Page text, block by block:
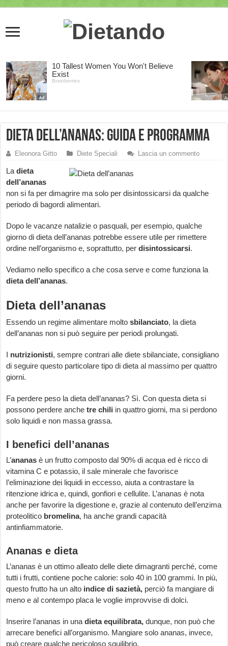
Dieta dell’ananas: guida e programma
Eleonora Gitto Diete Speciali Lascia un commento
Ladieta
dell’ananas
non si fa per dimagrire ma solo per disintossicarsi da qualche
periodo di bagordi alimentari.
Dopo le vacanze natalizie o pasquali, per esempio, qualche
giorno di dieta dell’ananas potrebbe essere utile per rimettere
ordine nell’organismo e, soprattutto, perdisintossicarsi.
Vediamo nello specifico a che cosa serve e come funziona la
dieta dell’ananas.
Dieta dell’ananas
Essendo un regime alimentare moltosbilanciato, la dieta
dell’ananas non si può seguire per periodi prolungati.
I nutrizionisti, sempre contrari alle diete sbilanciate, consigliano
di seguire questo particolare tipo di dieta al massimo per quattro
giorni.
Fa perdere peso la dieta dell’ananas? Sì. Con questa dieta si
possono perdere anchetre chili in quattro giorni, ma si perdono
solo liquidi e non massa grassa.
I benefici dell’ananas
L’ananas è un frutto composto dal 90% di acqua ed è ricco di
vitamina C e potassio, il sale minerale che favorisce
l’eliminazione dei liquidi in eccesso, aiuta a contrastare la
ritenzione idrica e, quindi, gonfiori e cellulite. L’ananas è nota
anche per favorire la digestione e, grazie al contenuto dell’enzima
proteolitico bromelina, ha anche grandi capacità
antinfiammatorie.
Ananas e dieta
L’ananas è un ottimo alleato delle diete dimagranti perché, come
tutti i frutti, contiene poche calorie: solo 40 in 100 grammi. In più,
questo frutto ha un alto indice di sazietà, perciò fa mangiare di
meno e al contempo placa le voglie improvvise di dolci.
Inserire l’ananas in unadieta equilibrata, dunque, non può che
arrecare benefici all’organismo. Mangiare solo ananas, invece,
può creare qualche pericoloso squilibrio.